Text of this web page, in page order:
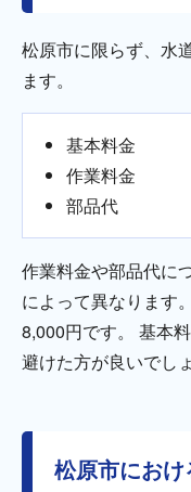
松原市に限らず、水
ます。
基本料金
作業料金
部品代
作業料金や部品代に
によって異なります
8,000円です。 基本
避けた方が良いでしょ
松原市にお